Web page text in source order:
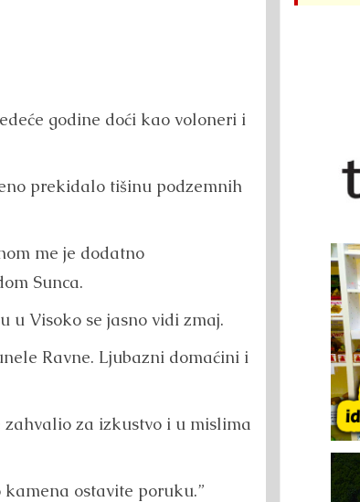
godine doći kao voloneri i
prekidalo tišinu podzemnih
me je dodatno
Sunca.
u Visoko se jasno vidi zmaj.
Ravne. Ljubazni domaćini i
za izkustvo i u mislima
ostavite poruku.”